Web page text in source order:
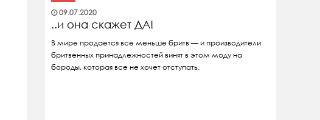
09.07.2020
..и она скажет ДА!
В мире продается все меньше бритв — и производители
бритвенных принадлежностей винят в этом моду на
бороды, которая все не хочет отступать.